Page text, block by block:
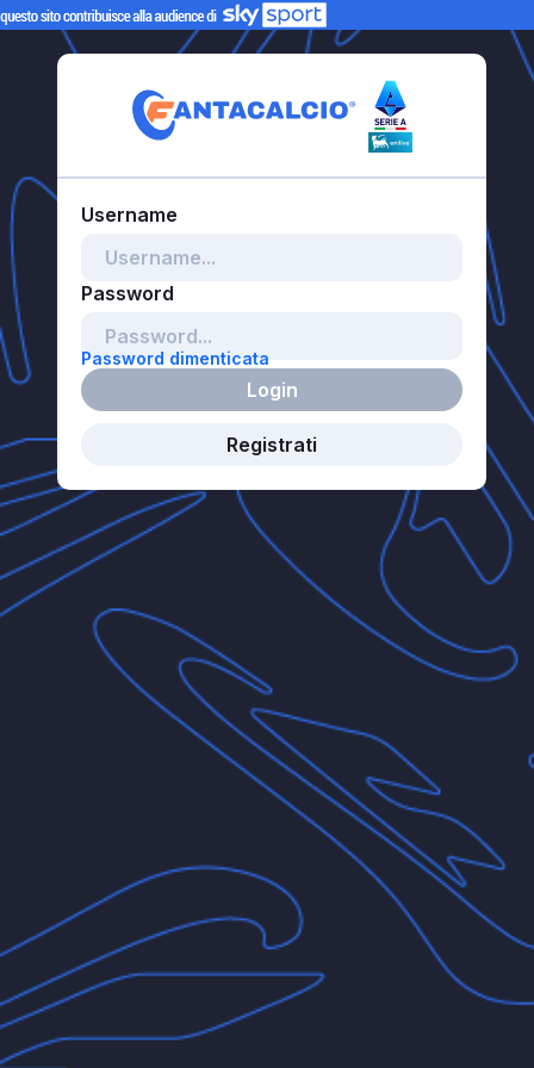
Password dimenticata
Login
Registrati